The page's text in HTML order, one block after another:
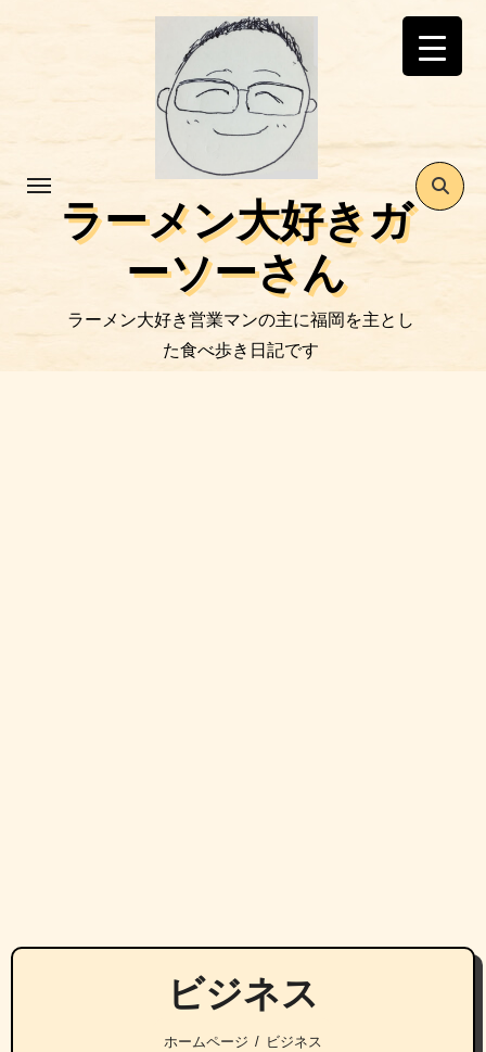
ラーメン大好きガ
ーソーさん
ラーメン大好き営業マンの主に福岡を主とし
た食べ歩き日記です
ビジネス
ホームページ ビジネス